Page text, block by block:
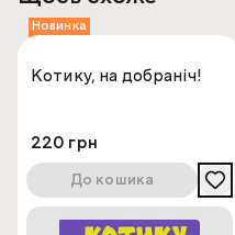
Новинка
Котику, на добраніч!
220 грн
До кошика